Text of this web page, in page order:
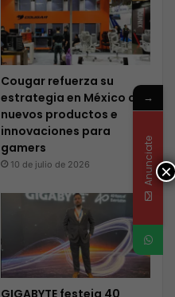
Cougar refuerza su
estrategia en México con
nuevos productos e
innovaciones para
gamers
10 de julio de 2026
GIGABYTE festeja 40
×
→
Anunciate